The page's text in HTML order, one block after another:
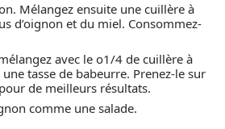
Mélangez ensuite une cuillère à
d’oignon et du miel. Consommez-
avec le o1/4 de cuillère à
tasse de babeurre. Prenez-le sur
de meilleurs résultats.
comme une salade.